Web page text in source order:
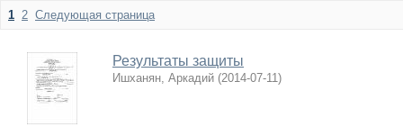
1 2 Следующая страница
Результаты защиты
Ишханян, Аркадий (2014-07-11)